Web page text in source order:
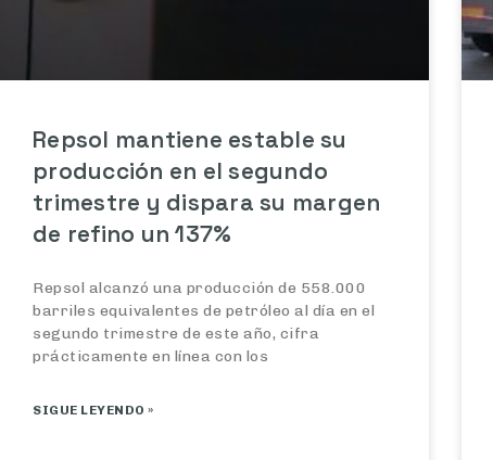
Repsol mantiene estable su
producción en el segundo
trimestre y dispara su margen
de refino un 137%
Repsol alcanzó una producción de 558.000
barriles equivalentes de petróleo al día en el
segundo trimestre de este año, cifra
prácticamente en línea con los
SIGUE LEYENDO »